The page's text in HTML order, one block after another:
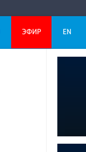
ЭФИР EN